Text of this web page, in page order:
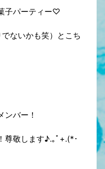
子パーティー♡
ないかも笑）とこち
ンバー！
尊敬します♪.｡ﾟ+.(*･